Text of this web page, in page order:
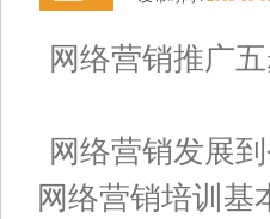
网络营销推广
网络营销发展
网络营销培训基